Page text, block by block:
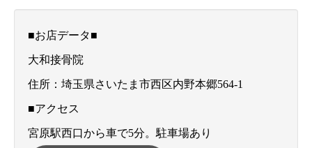
■お店データ■
大和接骨院
住所：埼玉県さいたま市西区内野本郷564-1
■アクセス
宮原駅西口から車で5分。駐車場あり